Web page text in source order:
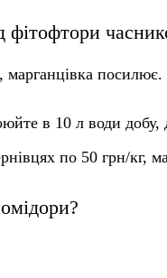
фітофтори
посилює.
в 10 л води
по 50 грн/кг,